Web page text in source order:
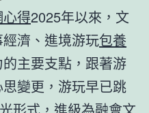
得2025年以來，文
濟、進境游玩包養
主要支點，跟著游
變更，游玩早已跳
形式，進級為融會文